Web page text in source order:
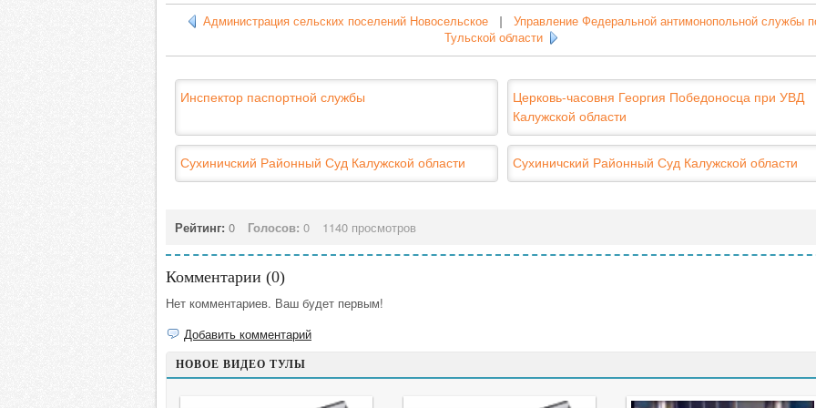
Администрация сельских поселений Новосельское
Управление Федеральной антимонопольной службы
Тульской области
Инспектор паспортной службы
Церковь-часовня Георгия Победоносца при УВД
Калужской области
Сухиничский Районный Суд Калужской области Сухиничский Районный Суд Калужской области
Рейтинг: 0 Голосов: 0 1140 просмотров
Комментарии (0)
Нет комментариев. Ваш будет первым!
Добавить комментарий
НОВОЕ ВИДЕО ТУЛЫ